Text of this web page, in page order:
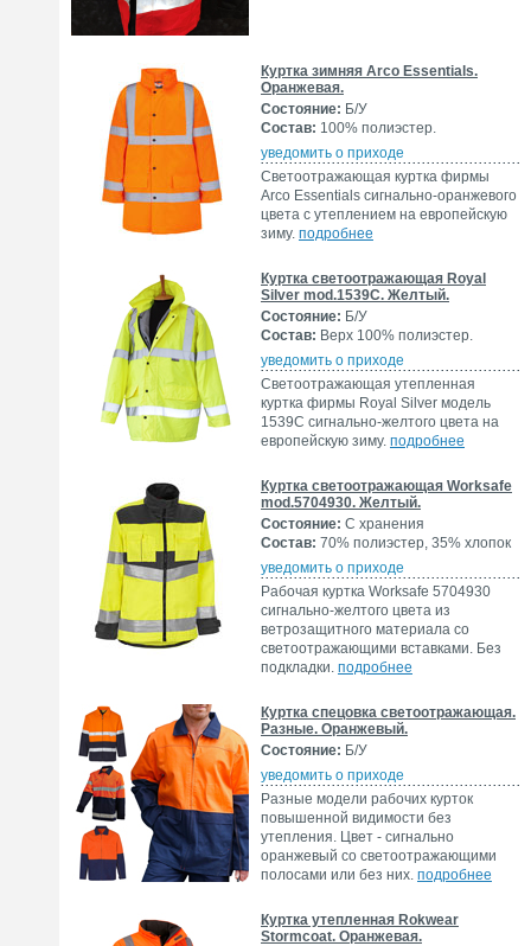
Куртка зимняя Arco Essentials.
Оранжевая.
Состояние: Б/У
Состав: 100% полиэстер.
уведомить о приходе
Светоотражающая куртка фирмы
Arco Essentials сигнально-оранжевого
цвета с утеплением на европейскую
зиму. подробнее
Куртка светоотражающая Royal
Silver mod.1539C. Желтый.
Состояние: Б/У
Состав: Верх 100% полиэстер.
уведомить о приходе
Светоотражающая утепленная
куртка фирмы Royal Silver модель
1539C сигнально-желтого цвета на
европейскую зиму. подробнее
Куртка светоотражающая Worksafe
mod.5704930. Желтый.
Состояние: С хранения
Состав: 70% полиэстер, 35% хлопок
уведомить о приходе
Рабочая куртка Worksafe 5704930
сигнально-желтого цвета из
ветрозащитного материала со
светоотражающими вставками. Без
подкладки. подробнее
Куртка спецовка светоотражающая.
Разные. Оранжевый.
Состояние: Б/У
уведомить о приходе
Разные модели рабочих курток
повышенной видимости без
утепления. Цвет - сигнально
оранжевый со светоотражающими
полосами или без них. подробнее
Куртка утепленная Rokwear
Stormcoat. Оранжевая.